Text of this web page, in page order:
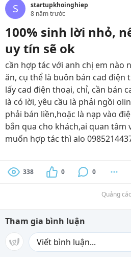
S
startupkhoinghiep
8 năm trước
100% sinh lời nhỏ,
uy tín sẽ ok
cần hợp tác với anh chị em nào
ăn, cụ thể là buôn bán cad điện
lấy cad điện thoại, chỉ, cần bán
là có lời, yêu cầu là phải ngồi
phải bán liền,hoặc là nạp vào
bắn qua cho khách,ai quan tâm
muốn hợp tác thì alo
338 0 0
Quảng
Tham gia bình luận